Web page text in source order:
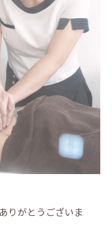
りがとうございま